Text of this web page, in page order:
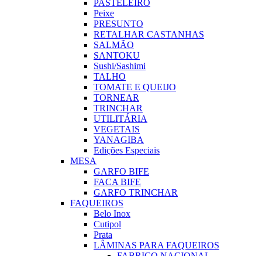
PASTELEIRO
Peixe
PRESUNTO
RETALHAR CASTANHAS
SALMÃO
SANTOKU
Sushi/Sashimi
TALHO
TOMATE E QUEIJO
TORNEAR
TRINCHAR
UTILITÁRIA
VEGETAIS
YANAGIBA
Edições Especiais
MESA
GARFO BIFE
FACA BIFE
GARFO TRINCHAR
FAQUEIROS
Belo Inox
Cutipol
Prata
LÂMINAS PARA FAQUEIROS